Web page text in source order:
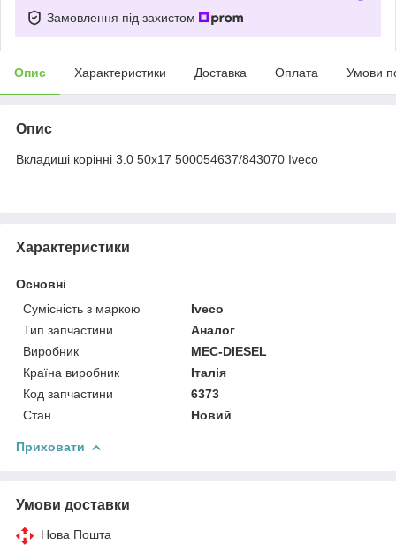
Замовлення під захистом
Опис Характеристики Доставка Оплата Умови
Опис
Вкладиші корінні 3.0 50x17 500054637/843070 Iveco
Характеристики
Основні
Сумісність з маркою
Iveco
Тип запчастини
Аналог
Виробник
MEC-DIESEL
Країна виробник
Італія
Код запчастини
6373
Стан
Новий
Приховати
Умови доставки
Нова Пошта